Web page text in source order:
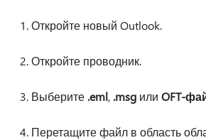
Откройте новый Outlook.
Откройте проводник.
Выберите .eml, .msg или OFT-
Перетащите файл в область